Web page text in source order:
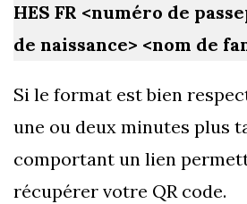
HES FR <numéro de
de naissance> <nom de
Si le format est bien
une ou deux minutes plus
comportant un lien
récupérer votre QR code.